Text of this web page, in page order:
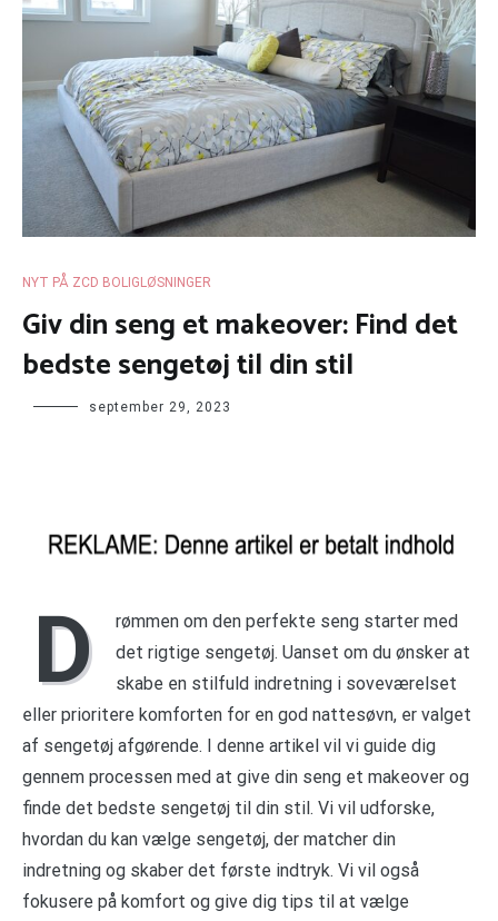
NYT PÅ ZCD BOLIGLØSNINGER
Giv din seng et makeover: Find det
bedste sengetøj til din stil
september 29, 2023
D
rømmen om den perfekte seng starter med
det rigtige sengetøj. Uanset om du ønsker at
skabe en stilfuld indretning i soveværelset
eller prioritere komforten for en god nattesøvn, er valget
af sengetøj afgørende. I denne artikel vil vi guide dig
gennem processen med at give din seng et makeover og
finde det bedste sengetøj til din stil. Vi vil udforske,
hvordan du kan vælge sengetøj, der matcher din
indretning og skaber det første indtryk. Vi vil også
fokusere på komfort og give dig tips til at vælge